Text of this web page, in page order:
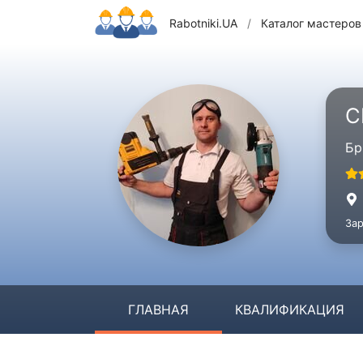
Rabotniki.UA / Каталог
ГЛАВНАЯ КВАЛИФИКАЦИЯ